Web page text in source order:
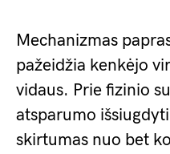
Mechanizmas
pažeidžia kenkėjo
vidaus. Prie fizinio
atsparumo
skirtumas nuo bet